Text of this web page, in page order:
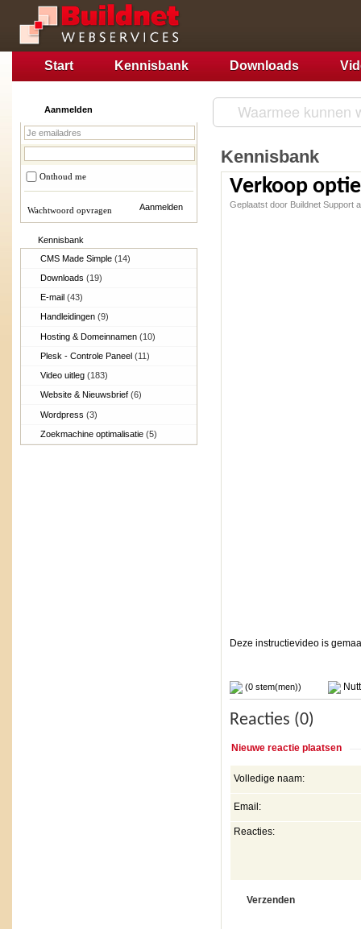
Start Kennisbank Downloads
Aanmelden
Onthoud me
Wachtwoord opvragen
Kennisbank
CMS Made Simple(14)
Downloads(19)
E-mail(43)
Handleidingen(9)
Hosting & Domeinnamen(10)
Plesk - Controle Paneel(11)
Video uitleg(183)
Website & Nieuwsbrief(6)
Wordpress(3)
Zoekmachine optimalisatie(5)
Kennisbank
Verkoop
Geplaatst door Buildnet Support
Deze instructievideo is
(0 stem(men))
Reacties (0)
Nieuwe reactie plaatsen
Volledige naam:
Email:
Reacties: